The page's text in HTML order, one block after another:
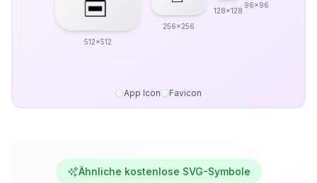
512x512
256x256
128x128
96x96
App Icon Favicon
Ähnliche kostenlose SVG-Symbole